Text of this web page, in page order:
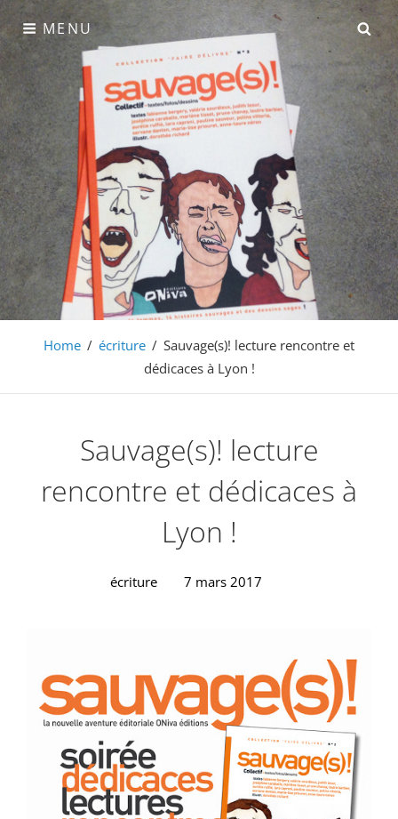
Skip
to
content
MENU
pauline sauveur
questionner les liens entre corps et espace(s)
Home / écriture / Sauvage(s)! lecture rencontre et
dédicaces à Lyon !
Sauvage(s)! lecture
rencontre et dédicaces à
Lyon !
écriture 7 mars 2017